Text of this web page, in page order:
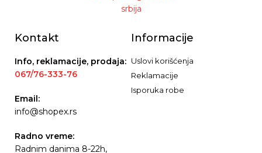
Kontakt
Info, reklamacije, prodaja:
067/76-333-76
Email:
info@shopex.rs
Radno vreme:
Radnim danima 8-22h,
Informacije
Uslovi korišćenja
Reklamacije
Isporuka robe